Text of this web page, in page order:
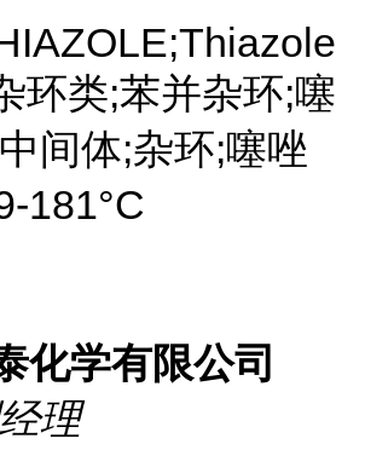
环类;苯并杂环;噻
间体;杂环;噻唑
181°C
化学有限公司
理